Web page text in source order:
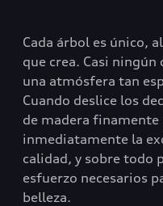
Cada árbol es único,
que crea. Casi
una atmósfera tan
Cuando deslice los
de madera
inmediatamente la
calidad, y sobre todo
esfuerzo necesarios
belleza.